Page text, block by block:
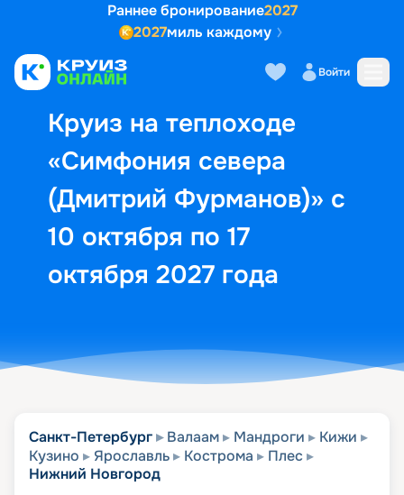
Раннее бронирование2027
2027миль каждому
Войти
Круиз на теплоходе
«Симфония севера
(Дмитрий Фурманов)» с
10 октября по 17
октября 2027 года
Выбор кают Маршрут и
Санкт-Петербург Валаам Мандроги
Кижи
Кузино
Ярославль Кострома
Плес
Нижний Новгород